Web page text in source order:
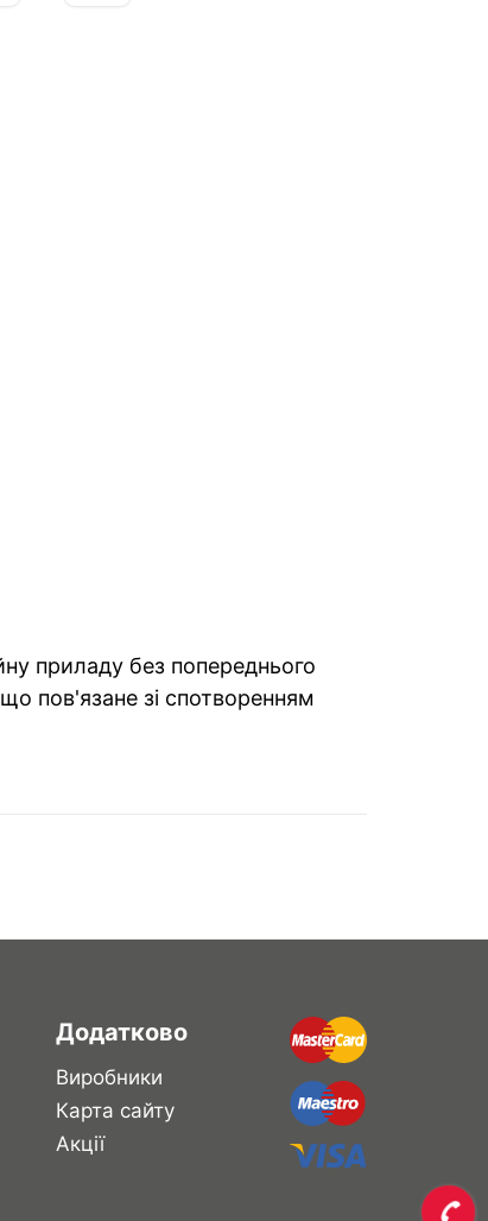
приладу без попереднього
пов'язане зі спотворенням
Додатково
Виробники
Карта сайту
Акції